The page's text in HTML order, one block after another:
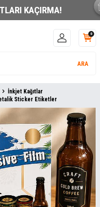
KAÇIRMA!
ARA
0
İnkjet Kağıtlar
Sticker Etiketler